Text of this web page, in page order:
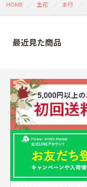
HOME 生花 ま行
最近見た商品